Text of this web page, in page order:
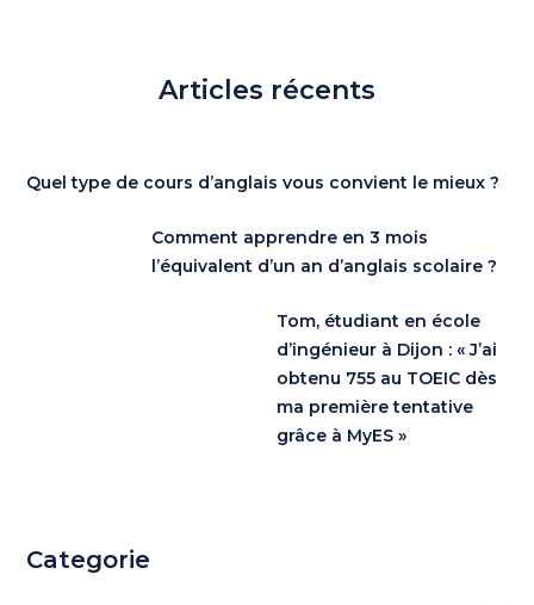
Articles récents
Quel type de cours d’anglais vous convient le mieux ?
Comment apprendre en 3 mois
l’équivalent d’un an d’anglais scolaire ?
Tom, étudiant en école
d’ingénieur à Dijon : « J’ai
obtenu 755 au TOEIC dès
ma première tentative
grâce à MyES »
Categorie